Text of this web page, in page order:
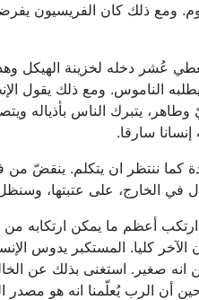
ومع ذلك كان الفريسيون
عُشر دخله لخزينة الهيكل
الناموس. ومع ذلك يقول
يتبرك الناس بأذياله
سارقا.
كما ننتظر ان يتكلم. ينقضّ
في الخارج، على عتبتها،
أعظم ما يمكن ارتكابه
الآخر كليا. المستكبر يدوس
انه صغير. استغنى بذلك عن
أن الرب يُعلّمنا انه هو مصدر